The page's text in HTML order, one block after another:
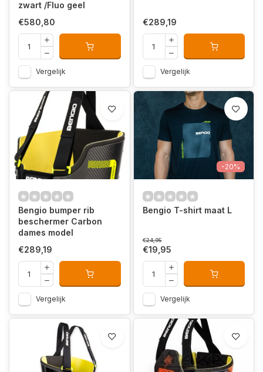
zwart /Fluo geel
€580,80
Vergelijk
€289,19
Vergelijk
Bengio bumper rib
beschermer Carbon
dames model
€289,19
Vergelijk
-20%
Bengio T-shirt maat L
€24,95
€19,95
Vergelijk